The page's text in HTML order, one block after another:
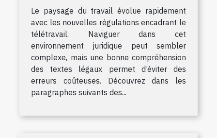
Le paysage du travail évolue rapidement
avec les nouvelles régulations encadrant le
télétravail. Naviguer dans cet
environnement juridique peut sembler
complexe, mais une bonne compréhension
des textes légaux permet d’éviter des
erreurs coûteuses. Découvrez dans les
paragraphes suivants des...